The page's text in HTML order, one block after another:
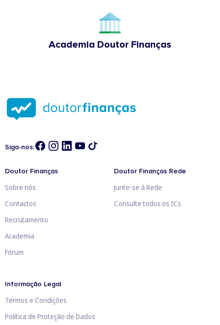
Academia Doutor Finanças
Siga-nos:
Doutor Finanças
Sobre nós
Contactos
Recrutamento
Academia
Fórum
Doutor Finanças Rede
Junte-se à Rede
Consulte todos os ICs
Informação Legal
Termos e Condições
Política de Proteção de Dados